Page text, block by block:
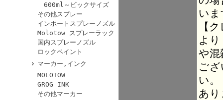
600ml～ビックサイズ
その他スプレー
インポートスプレーノズル
Molotow スプレーラック
国内スプレーノズル
ロックペイント
マーカー,インク
MOLOTOW
GROG INK
その他マーカー
い
【
よ
や混
ご
い
あ